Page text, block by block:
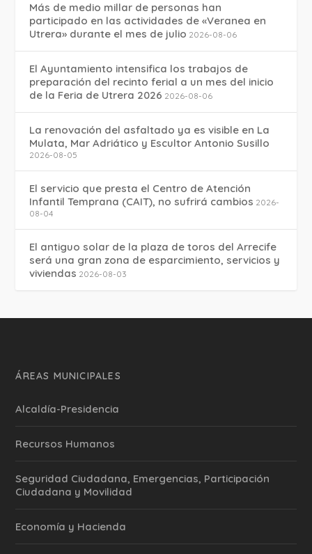
Más de medio millar de personas han
participado en las actividades de «Veranea en
Utrera» durante el mes de julio 2026-08-06
El Ayuntamiento intensifica los trabajos de
preparación del recinto ferial a un mes del inicio
de la Feria de Utrera 2026 2026-08-06
La renovación del asfaltado ya es visible en La
Mulata, Mar Adriático y Escultor Antonio Susillo
2026-08-05
El servicio que presta el Centro de Atención
Infantil Temprana (CAIT), no sufrirá cambios 2026-
08-04
El antiguo solar de la plaza de toros del Arrecife
será una gran zona de esparcimiento, servicios y
viviendas 2026-08-03
ÁREAS MUNICIPALES
Alcaldía-Presidencia
Recursos Humanos
Seguridad Ciudadana, Emergencias, Participación
Ciudadana y Movilidad
Economía y Hacienda